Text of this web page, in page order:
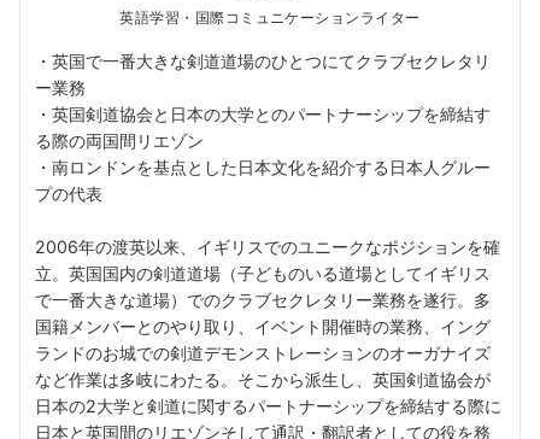
英語学習・国際コミュニケーションライター
・英国で一番大きな剣道道場のひとつにてクラブセクレタリ
ー業務
・英国剣道協会と日本の大学とのパートナーシップを締結す
る際の両国間リエゾン
・南ロンドンを基点とした日本文化を紹介する日本人グルー
プの代表
2006年の渡英以来、イギリスでのユニークなポジションを確
立。英国国内の剣道道場（子どものいる道場としてイギリス
で一番大きな道場）でのクラブセクレタリー業務を遂行。多
国籍メンバーとのやり取り、イベント開催時の業務、イング
ランドのお城での剣道デモンストレーションのオーガナイズ
など作業は多岐にわたる。そこから派生し、英国剣道協会が
日本の2大学と剣道に関するパートナーシップを締結する際に
日本と英国間のリエゾンそして通訳・翻訳者としての役を務